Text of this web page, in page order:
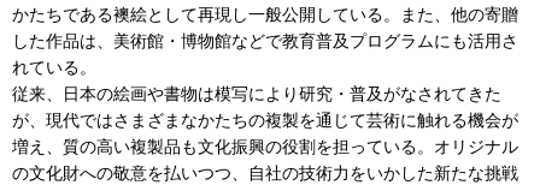
かたちである襖絵として再現し一般公開している。また、他の寄贈
した作品は、美術館・博物館などで教育普及プログラムにも活用さ
れている。
従来、日本の絵画や書物は模写により研究・普及がなされてきた
が、現代ではさまざまなかたちの複製を通じて芸術に触れる機会が
増え、質の高い複製品も文化振興の役割を担っている。オリジナル
の文化財への敬意を払いつつ、自社の技術力をいかした新たな挑戦